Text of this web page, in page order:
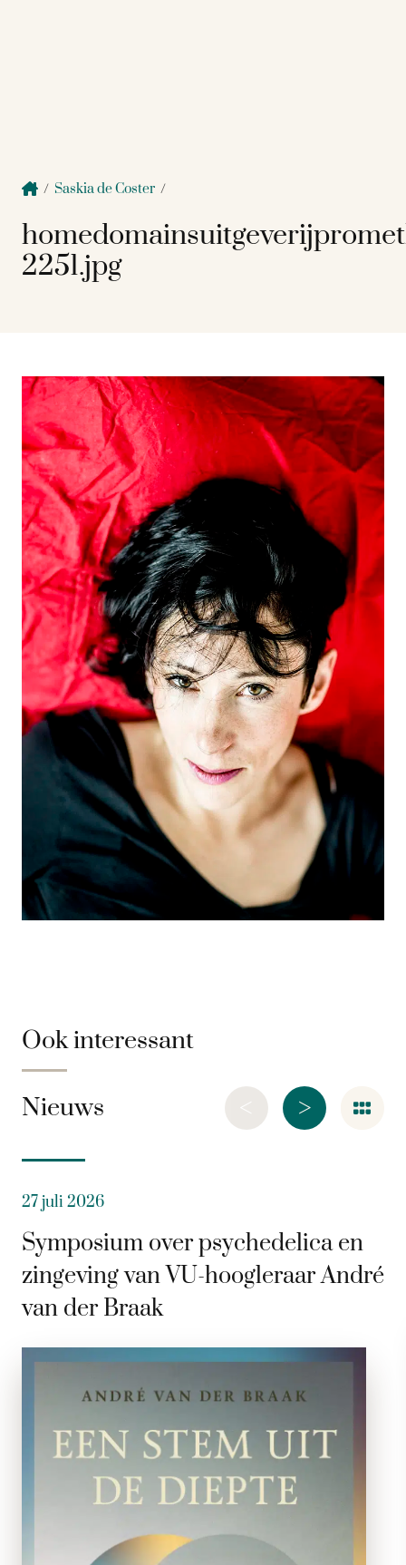
/ Saskia de Coster /
2251.jpg
Ook interessant
Nieuws >
<
27 juli 2026
Symposium over psychedelica en
zingeving van VU-hoogleraar André
van der Braak